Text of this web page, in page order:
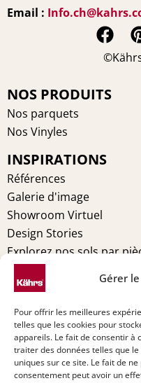
Gérer
Pour offrir les meilleures
telles que les cookies pour
appareils. Le fait de consentir à
traiter des données telles que
uniques sur ce site. Le fait de
consentement peut avoir un
Email :
F
a
e
k
NOS PRODUITS
Nos parquets
Nos Vinyles
INSPIRATIONS
Références
Galerie d'image
Showroom Virtuel
Design Stories
Explorez nos sols par
MENTIONS
Politique de
Déclaration de
Imprint
Avertissement